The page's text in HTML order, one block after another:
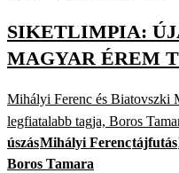
SIKETLIMPIA:
MAGYAR ÉREM
Mihályi Ferenc és Biatovszki
legfiatalabb tagja, Boros
úszásMihályi Ferenctájfutás
Boros Tamara